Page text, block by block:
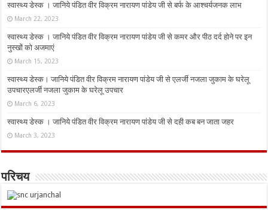
स्वास्थ्य डेस्क । जानिये पंडित वीर विक्रम नारायण पांडेय जी से बर्फ के आश्चर्यजनक लाभ
March 22, 2023
स्वास्थ्य डेस्क । जानिये पंडित वीर विक्रम नारायण पांडेय जी से कमर और पीठ दर्द होने पर इन
नुस्‍खों को अजमाएं
March 15, 2023
स्वास्थ्य डेस्क। जानिये पंडित वीर विक्रम नारायण पांडेय जी से एलर्जी नजला जुकाम के घरेलू
उपचारएलर्जी नजला जुकाम के घरेलू उपचार
March 6, 2023
स्वास्थ्य डेस्क । जानिये पंडित वीर विक्रम नारायण पांडेय जी से दही कब बन जाता जहर
March 3, 2023
परिचय